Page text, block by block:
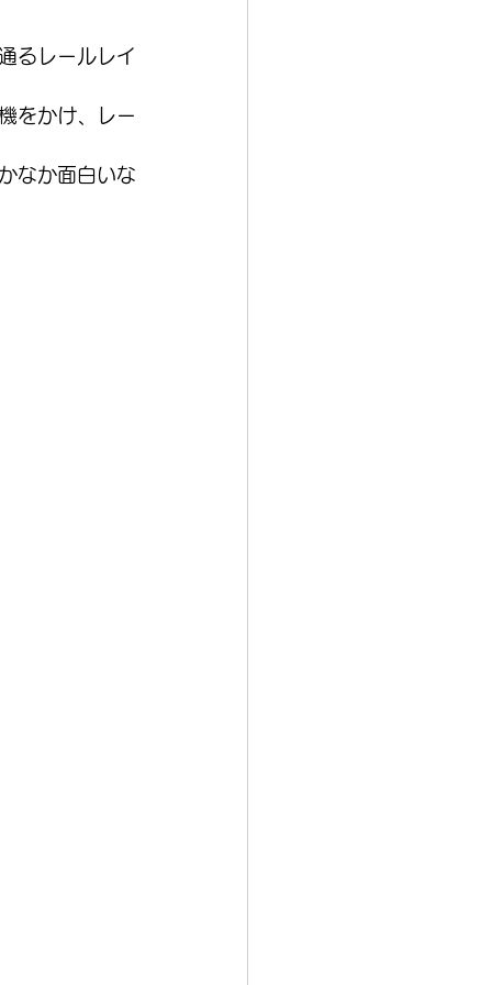
るレールレイ
をかけ、レー
なか面白いな